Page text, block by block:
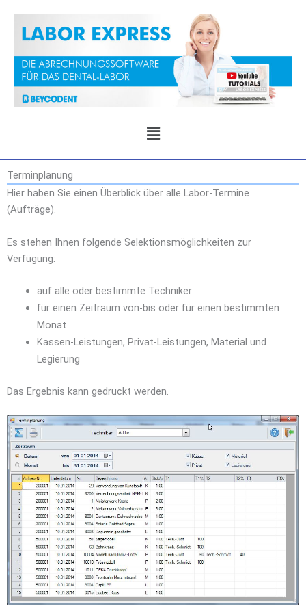
Inhalt
springen
Menü
Terminplanung
Hier haben Sie einen Überblick über alle Labor-Termine
(Aufträge).
Es stehen Ihnen folgende Selektionsmöglichkeiten zur
Verfügung:
auf alle oder bestimmte Techniker
für einen Zeitraum von-bis oder für einen bestimmten
Monat
Kassen-Leistungen, Privat-Leistungen, Material und
Legierung
Das Ergebnis kann gedruckt werden.